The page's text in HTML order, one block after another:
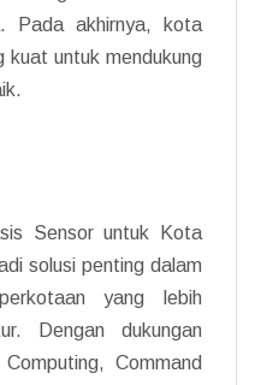
Pada akhirnya, kota
kuat untuk mendukung
Sensor untuk Kota
solusi penting dalam
yang lebih
Dengan dukungan
Command